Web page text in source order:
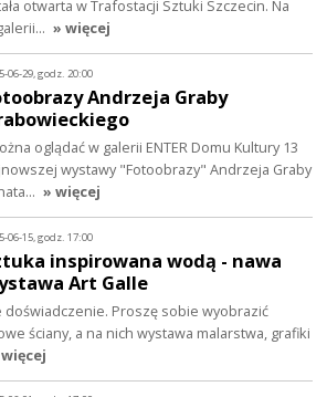
otwarta w Trafostacji Sztuki Szczecin. Na
» więcej
06-29, godz. 20:00
Andrzeja Graby
oglądać w galerii ENTER Domu Kultury 13
wystawy "Fotoobrazy" Andrzeja Graby
» więcej
06-15, godz. 17:00
inspirowana wodą - nawa
Art Galle
doświadczenie. Proszę sobie wyobrazić
ściany, a na nich wystawa malarstwa, grafiki